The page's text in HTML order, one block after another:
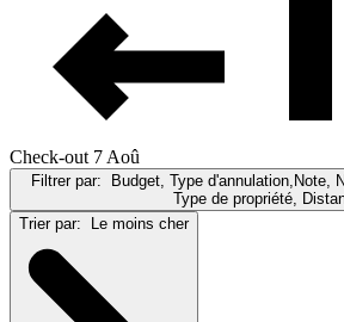
Check-out 7 Aoû
Filtrer par:
Budget, Type d'annulation,Note,
Type de propriété,
Trier par:
Le moins cher